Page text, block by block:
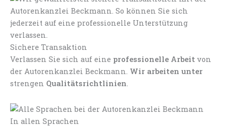
Sichere Transaktion
Verlassen Sie sich auf eine professionelle Arbeit von
der Autorenkanzlei Beckmann. Wir arbeiten unter
strengen Qualitätsrichtlinien.
In allen Sprachen